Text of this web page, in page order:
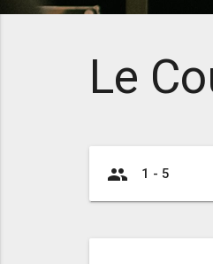
Le
group 1 - 5